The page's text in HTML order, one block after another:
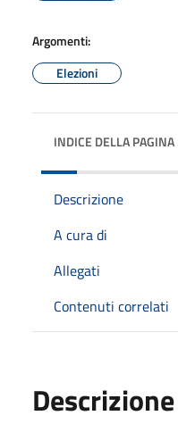
Argomenti:
Elezioni
INDICE DELLA PAGINA
Descrizione
A cura di
Allegati
Contenuti correlati
Descrizione